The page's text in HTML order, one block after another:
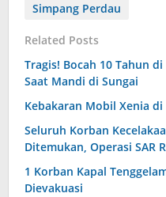
Simpang Perdau
Related Posts
Tragis! Bocah 10 Tahun
Saat Mandi di Sungai
Kebakaran Mobil Xenia
Seluruh Korban
Ditemukan, Operasi SAR
1 Korban Kapal
Dievakuasi